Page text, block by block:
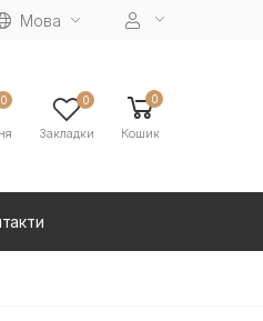
Мова
0 0
Закладки
0
Кошик